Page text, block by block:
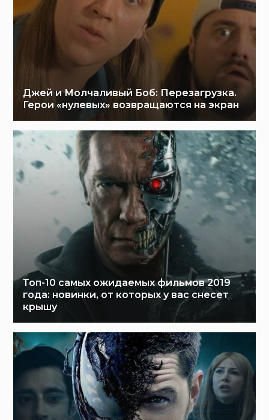
Джей и Молчаливый Боб: Перезагрузка.
Герои «нулевых» возвращаются на экран
Топ-10 самых ожидаемых фильмов 2019
года: новинки, от которых у вас снесет
крышу